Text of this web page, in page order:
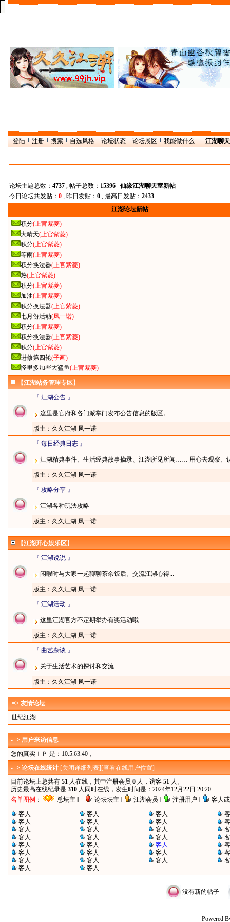
登陆 注册 搜索 自选风格 论坛状态 论坛展区 我能做什么 江湖聊
论坛主题总数： 4737 , 帖子总数： 15396
仙缘江湖聊天室新帖
今日论坛共发贴： 0 , 昨日发贴： 0 , 最高日发贴： 2433
江湖论坛新帖
积分(上官紫菱)
大晴天(上官紫菱)
积分(上官紫菱)
等雨(上官紫菱)
积分换法器(上官紫菱)
热(上官紫菱)
积分(上官紫菱)
加油(上官紫菱)
积分换法器(上官紫菱)
七月份活动(凤一诺)
积分(上官紫菱)
积分换法器(上官紫菱)
积分(上官紫菱)
进修第四轮(子画)
怪里多加些大鲨鱼(上官紫菱)
【江湖站务管理专区】
『 江湖公告 』
这里是官府和各门派掌门发布公告信息的版区。
版主： 久久江湖 凤一诺
『 每日经典日志 』
江湖精典事件、生活经典故事摘录、江湖所见所闻…… 用心去观察、
版主： 久久江湖 凤一诺
『 攻略分享 』
江湖各种玩法攻略
版主： 久久江湖 凤一诺
【江湖开心娱乐区】
『 江湖说说 』
闲暇时与大家一起聊聊茶余饭后。交流江湖心得...
版主： 久久江湖 凤一诺
『 江湖活动 』
这里江湖官方不定期举办有奖活动哦
版主： 久久江湖 凤一诺
『 曲艺杂谈 』
关于生活艺术的探讨和交流
版主： 久久江湖 凤一诺
-=> 友情论坛
世纪江湖
-=> 用户来访信息
您的真实ＩＰ 是：10.5.63.40，
-=> 论坛在线统计[关闭详细列表][查看在线用户位置]
目前论坛上总共有 51 人在线，其中注册会员 0 人，访客 51 人。
历史最高在线纪录是 310 人同时在线，发生时间是：2024年12月22日 20:20
名单图例 ： 总坛主 ‖ 论坛坛主 ‖ 江湖会员 ‖ 注册用户 ‖
客人
客人
客人 客人
客人
客人 客人
客人
客人 客人
客人
客人 客人
客人
客人 客人
客人
客人 客人
客人
客人 客人
客人
客人
没有新的帖子
Powered